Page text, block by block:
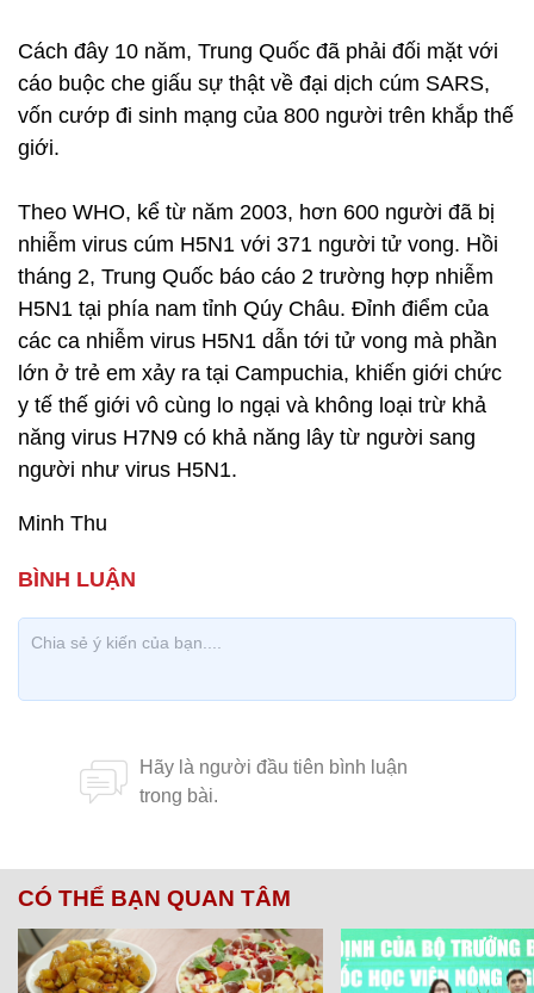
Cách đây 10 năm, Trung Quốc đã phải đối mặt với
cáo buộc che giấu sự thật về đại dịch cúm SARS,
vốn cướp đi sinh mạng của 800 người trên khắp thế
giới.
Theo WHO, kể từ năm 2003, hơn 600 người đã bị
nhiễm virus cúm H5N1 với 371 người tử vong. Hồi
tháng 2, Trung Quốc báo cáo 2 trường hợp nhiễm
H5N1 tại phía nam tỉnh Qúy Châu. Đỉnh điểm của
các ca nhiễm virus H5N1 dẫn tới tử vong mà phần
lớn ở trẻ em xảy ra tại Campuchia, khiến giới chức
y tế thế giới vô cùng lo ngại và không loại trừ khả
năng virus H7N9 có khả năng lây từ người sang
người như virus H5N1.
Minh Thu
CÓ THỂ BẠN QUAN TÂM